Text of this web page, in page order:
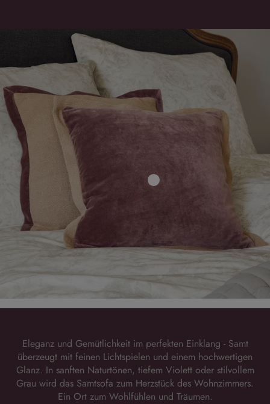
Eleganz und Gemütlichkeit im perfekten Einklang - Samt
überzeugt mit feinen Lichtspielen und einem hochwertigen
Glanz. In sanften Naturtönen, tiefem Violett oder stilvollem
Grau wird das Samtsofa zum Herzstück des Wohnzimmers.
Ein Ort zum Wohlfühlen und Träumen.